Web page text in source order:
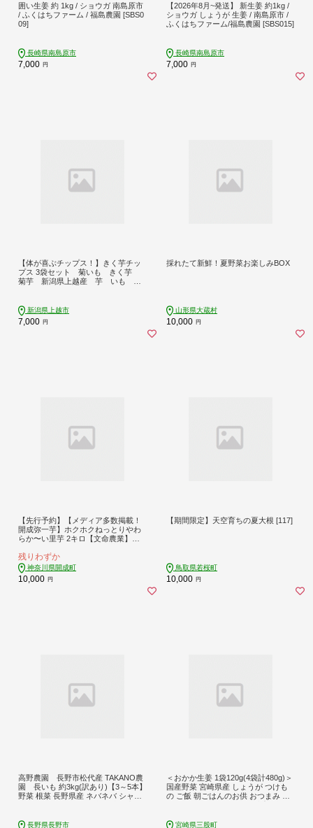
囲い生姜 約 1kg / ショウガ 南島原市
/ ふくはちファーム / 福島農園 [SBS0
09]
長崎県南島原市
7,000 円
【2026年8月~発送】 新生姜 約1kg /
ショウガ しょうが 生姜 / 南島原市 /
ふくはちファーム/福島農園 [SBS015]
長崎県南島原市
7,000 円
【体が喜ぶチップス！】きく芋チッ
プス 3袋セット 菊いも きく芋
菊芋 新潟県上越産 芋 いも イ
新潟県上越市
7,000 円
採れたて新鮮！夏野菜お楽しみBOX
山形県大蔵村
10,000 円
【先行予約】【メディア多数掲載！
開成弥一芋】ホクホクねっとりやわ
らか〜い里芋 2キロ【文命農業】開
02]
残りわずか
神奈川県開成町
10,000 円
【期間限定】天空育ちの夏大根 [117]
鳥取県若桜町
10,000 円
高野農園 長野市松代産 TAKANO農
園 長いも 約3kg(訳あり)【3～5本】
野菜 根菜 長野県産 ネバネバ シャキ
産地直送 送料無料 長野県 長野市 信
長野県長野市
＜おかか生姜 1袋120g(4袋計480g)＞
国産野菜 宮崎県産 しょうが つけも
の ご飯 朝ごはんのお供 おつまみ 和
優秀賞受賞【MI720-ko】【株式会社
宮崎県三股町